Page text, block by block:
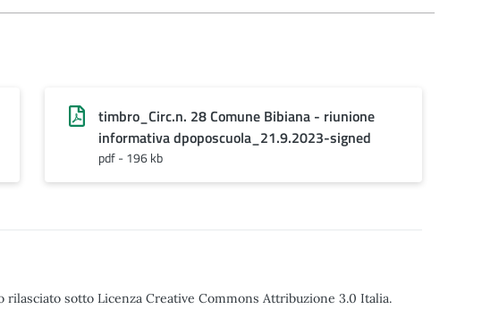
timbro_Circ.n. 28 Comune Bibiana - riunione
informativa dpoposcuola_21.9.2023-signed
pdf - 196 kb
sotto Licenza Creative Commons Attribuzione 3.0 Italia.